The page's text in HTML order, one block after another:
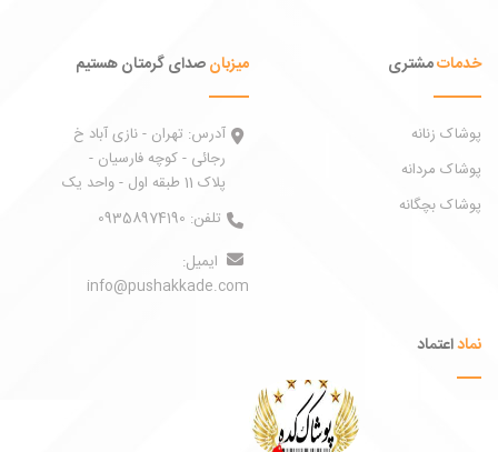
خدماتمشتری
پوشاک زنانه
پوشاک مردانه
پوشاک بچگانه
میزبانصدای گرمتان هستیم
آدرس: تهران - نازی آباد خ
رجائی - کوچه فارسیان -
پلاک 11 طبقه اول - واحد یک
تلفن: 09358974190
ایمیل:
info@pushakkade.com
نماداعتماد